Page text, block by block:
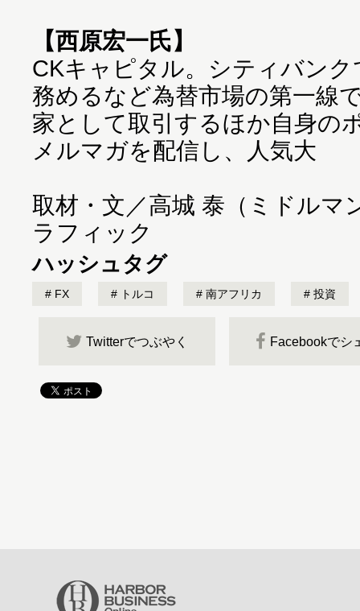
【西原宏一氏】
CKキャピタル。シティバン
務めるなど為替市場の第一線
家として取引するほか自身の
メルマガを配信し、人気大
取材・文／高城 泰（ミドルマ
ラフィック
ハッシュタグ
FX トルコ 南アフリカ 投資
Twitterでつぶやく Facebookでシ